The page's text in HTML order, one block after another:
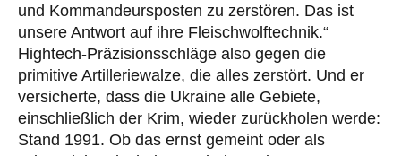
und Kommandeursposten zu zerstören. Das ist
unsere Antwort auf ihre Fleischwolftechnik.“
Hightech-Präzisionsschläge also gegen die
primitive Artilleriewalze, die alles zerstört. Und er
versicherte, dass die Ukraine alle Gebiete,
einschließlich der Krim, wieder zurückholen werde:
Stand 1991. Ob das ernst gemeint oder als